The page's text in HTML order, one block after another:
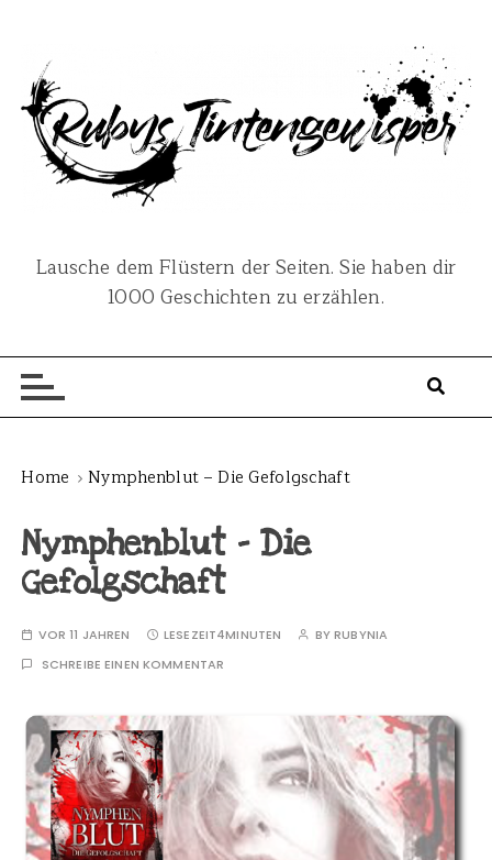
Lausche dem Flüstern der Seiten. Sie haben dir
1000 Geschichten zu erzählen.
Home Nymphenblut – Die Gefolgschaft
Nymphenblut – Die
Gefolgschaft
VOR 11 JAHREN LESEZEIT4MINUTEN BYRUBYNIA
SCHREIBE EINEN KOMMENTAR